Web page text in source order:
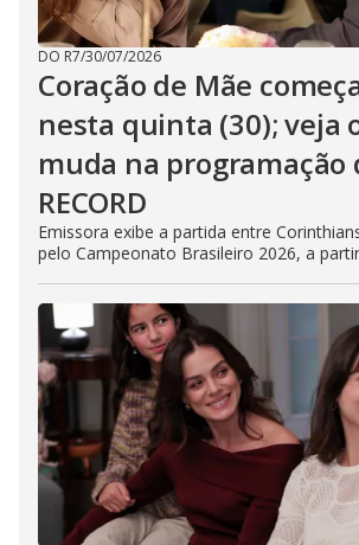
DO R7/30/07/2026
Coração de Mãe
nesta quinta (30); veja
muda na programação
RECORD
Emissora exibe a partida entre
pelo Campeonato Brasileiro 2026, a